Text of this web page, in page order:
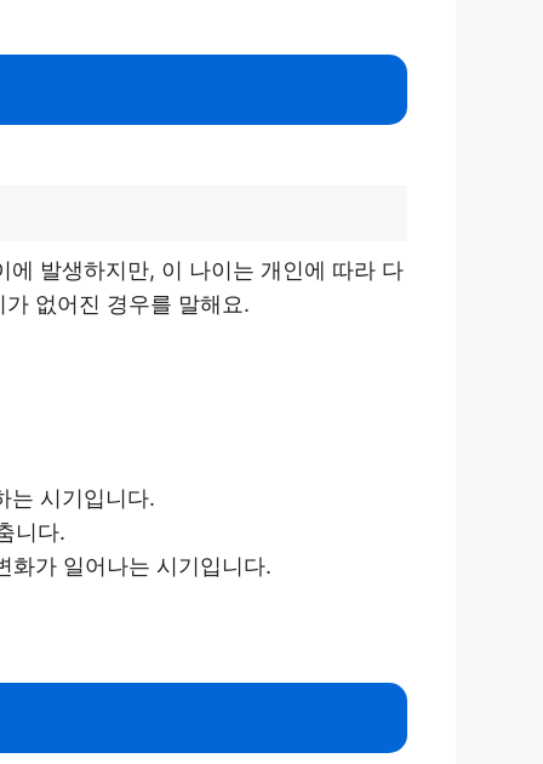
발생하지만, 이 나이는 개인에 따라 다
없어진 경우를 말해요.
는 시기입니다.
니다.
화가 일어나는 시기입니다.